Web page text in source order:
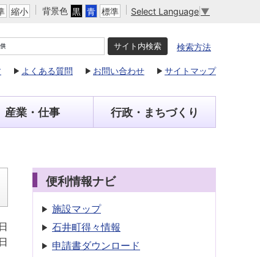
縮小 背景色 黒 青 標準 Select Language ▼
検索方法
よくある質問 お問い合わせ サイトマップ
産業・仕事 行政・まちづくり
便利情報ナビ
施設マップ
石井町得々情報
申請書ダウンロード